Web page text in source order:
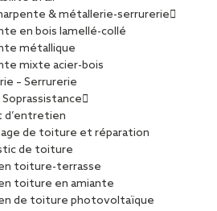
& métallerie-serrurerie
en bois lamellé-collé
métallique
mixte acier-bois
– Serrurerie
d’entretien
de toiture et réparation
de toiture
toiture-terrasse
toiture en amiante
de toiture photovoltaïque